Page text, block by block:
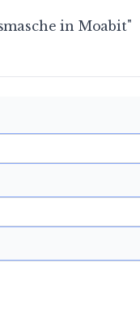
in Moabit"